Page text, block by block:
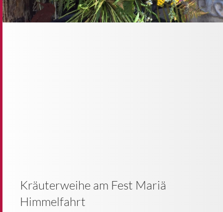
Kräuterweihe am Fest Mariä
Himmelfahrt